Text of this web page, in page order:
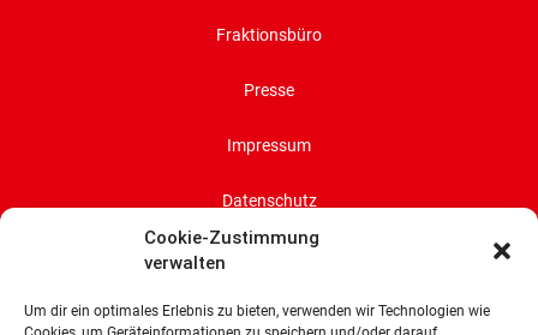
Cookie-Zustimmung
verwalten
Um dir ein optimales Erlebnis zu bieten, verwenden wir Technologien wie
Fraktionsbüro
Presse
Impressum
Datenschutz
Cookie-Richtlinie (EU)
SPD-Bürgerschaftsfraktion